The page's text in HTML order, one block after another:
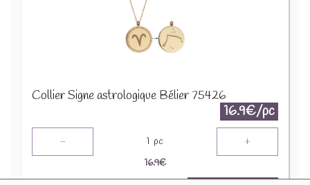
Collier Signe astrologique Bélier 75426
16.9€/pc
- 1 pc +
16.9€